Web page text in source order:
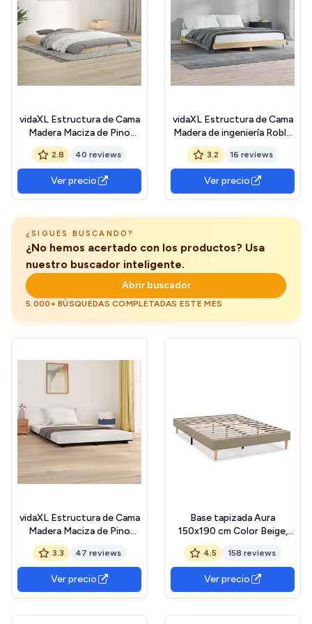
vidaXL Estructura de Cama
Madera Maciza de Pino
120x190 cm, Cama, Muebles
de Dormitorio, Cama de
Madera, Cama Doble,
Estructura de Cama de
Madera
2.8 40 reviews
Ver precio
vidaXL Estructura de Cama
Madera de ingeniería Roble
Sonoma 120x200 cm,
armazón de Cama, Cama,
Base de Cama, armazones
de Cama, Muebles de
Dormitorio
3.2 16 reviews
Ver precio
¿SIGUES BUSCANDO?
¿No hemos acertado con los productos? Usa
nuestro buscador inteligente.
Abrir buscador
5.000+ BÚSQUEDAS COMPLETADAS ESTE MES
vidaXL Estructura de Cama
Madera Maciza de Pino
Negro 135x190 cm
3.3 47 reviews
Ver precio
Base tapizada Aura
150x190 cm Color Beige,
somier tapizado, 30 cm
Altura
4.5 158 reviews
Ver precio